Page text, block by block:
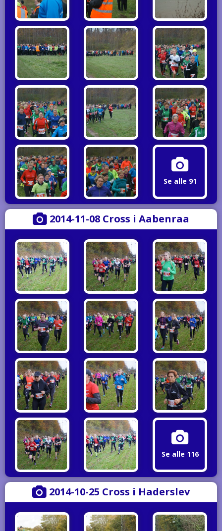
Se alle 91
2014-11-08 Cross i Aabenraa
Se alle 116
2014-10-25 Cross i Haderslev